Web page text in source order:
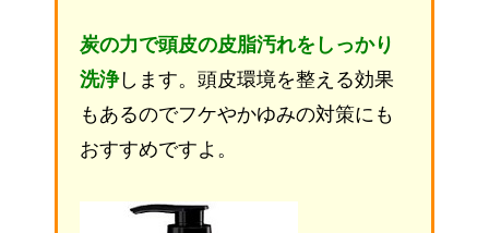
炭の力で頭皮の皮脂汚れをしっかり
洗浄します。頭皮環境を整える効果
もあるのでフケやかゆみの対策にも
おすすめですよ。